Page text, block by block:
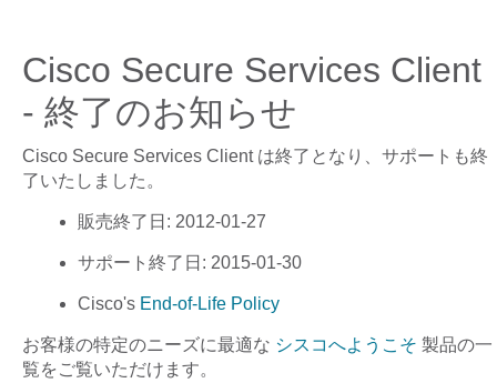
Cisco Secure Services Client
- 終了のお知らせ
Cisco Secure Services Clientは終了となり、サポートも終
了いたしました。
販売終了日 : 2012-01-27
サポート終了日 : 2015-01-30
Cisco's End-of-Life Policy
お客様の特定のニーズに最適な シスコへようこそ 製品の一
覧をご覧いただけます。